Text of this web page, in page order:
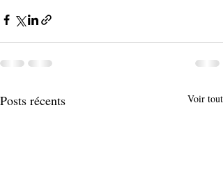
Posts récents Voir tout